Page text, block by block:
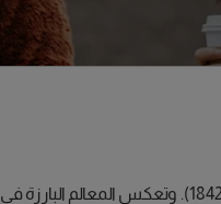
سيدني هي أول مدينة أسترالية وصل إليها الأسطول الأول (عام 1788)